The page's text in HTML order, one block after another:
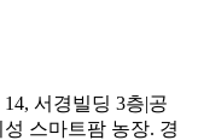
서경빌딩 3층|공
성 스마트팜 농장. 경